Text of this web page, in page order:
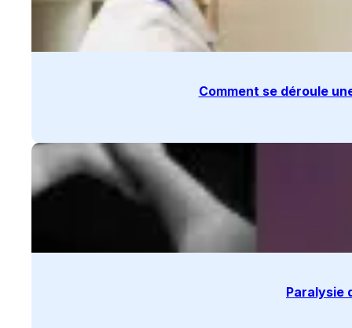
Comment se déroule
Paralysie